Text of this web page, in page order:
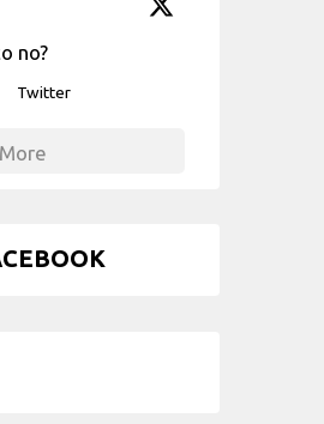
no?
Twitter